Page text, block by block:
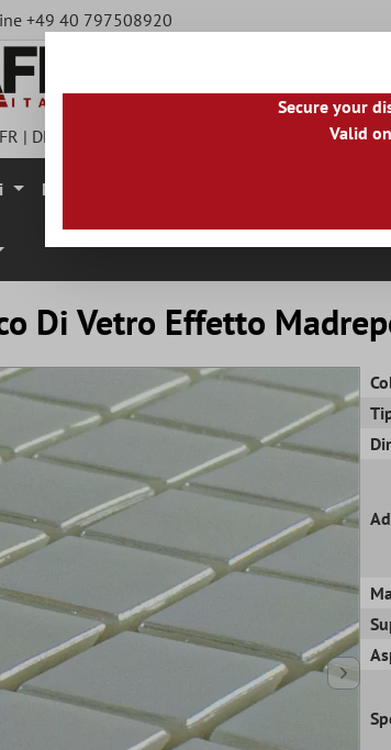
+49 40 797508920
FR | DE PL|PT|
Mosaici
Di Vetro Effetto
Secure your
Valid